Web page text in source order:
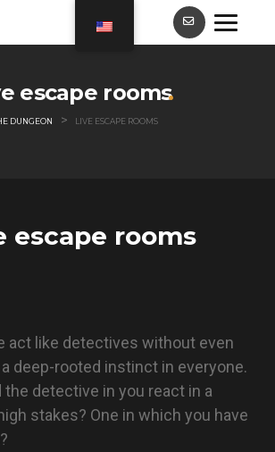
escape rooms
DUNGEON > LIVE ESCAPE ROOMS
escape rooms
act like detectives without even
deep-rooted instinct in everyone.
the detective in you react in a
stakes? One in which you have